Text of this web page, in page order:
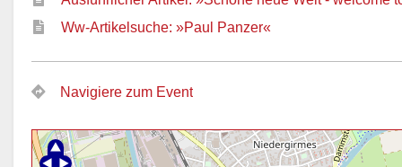
Ww-Artikelsuche: »Paul Panzer«
Navigiere zum Event